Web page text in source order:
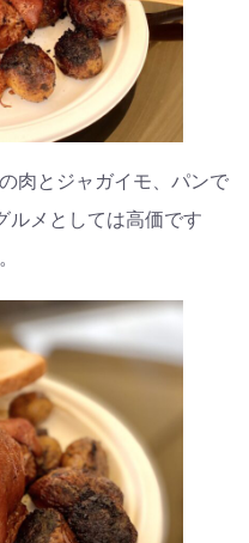
肉とジャガイモ、パンで
メとしては高価です